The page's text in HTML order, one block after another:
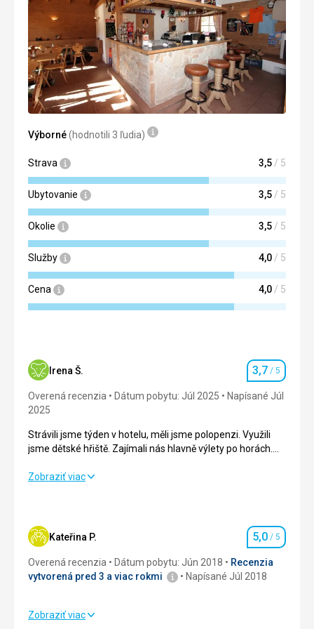
Výborné(hodnotili 3 ľudia)
Strava 3,5 / 5
Ubytovanie 3,5 / 5
Okolie 3,5 / 5
Služby 4,0 / 5
Cena 4,0 / 5
Irena Š. Hodnotenie
3,7 / 5
Overená recenzia Dátum pobytu: Júl 2025
Napísané Júl
2025
Strávili jsme týden v hotelu, měli jsme polopenzi. Využili
jsme dětské hřiště. Zajímali nás hlavně výlety po horách.
Strávili jsme týden v hotelu, měli jsme polopenzi. Využili
Strava 3,0/ 5
Ubytovanie 3,0/ 5
Služby
Zobraziť viac
Kateřina P. Hodnotenie
5,0 / 5
Overená recenzia Dátum pobytu: Jún 2018
Recenzia
vytvorená pred 3 a viac rokmi
Napísané Júl 2018
Zobraziť viac